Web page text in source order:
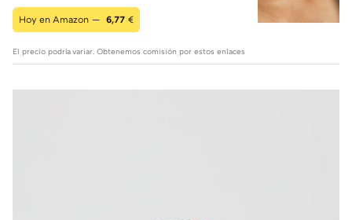
Hoy en Amazon — 6,77 €
El precio podría variar. Obtenemos comisión por estos enlaces